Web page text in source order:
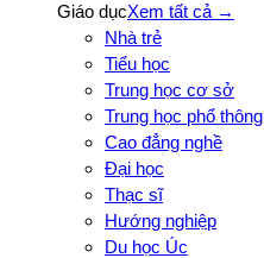
Giáo dụcXem tất cả →
Nhà trẻ
Tiểu học
Trung học cơ sở
Trung học phổ thông
Cao đẳng nghề
Đại học
Thạc sĩ
Hướng nghiệp
Du học Úc